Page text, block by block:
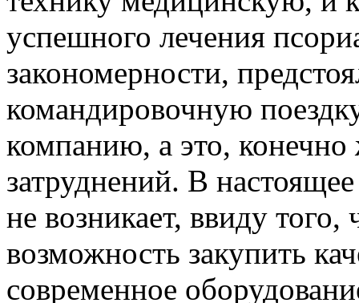
успешного лечения
закономерности,
командировочную
компанию, а это,
затруднений. В
не возникает, ввиду того,
возможность закупить
современное